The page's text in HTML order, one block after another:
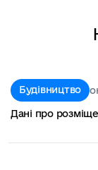
Будівництво
Дані про